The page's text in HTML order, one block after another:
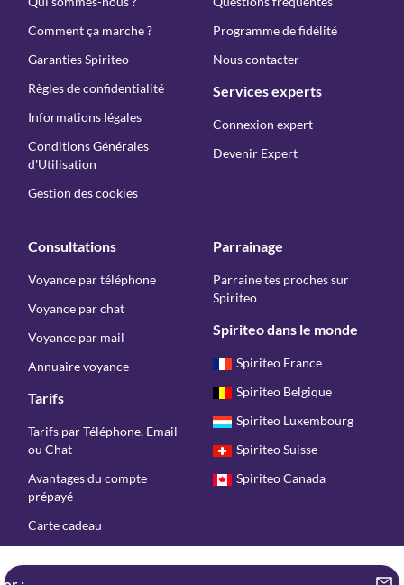
Comment ça marche ?
Garanties Spiriteo
Règles de confidentialité
Informations légales
Conditions Générales
d'Utilisation
Gestion des cookies
Programme de fidélité
Nous contacter
Services experts
Connexion expert
Devenir Expert
Consultations
Voyance par téléphone
Voyance par chat
Voyance par mail
Annuaire voyance
Tarifs
Tarifs par Téléphone, Email
ou Chat
Avantages du compte
prépayé
Carte cadeau
Parrainage
Parraine tes proches sur
Spiriteo
Spiriteo dans le monde
Spiriteo France
Spiriteo Belgique
Spiriteo Luxembourg
Spiriteo Suisse
Spiriteo Canada